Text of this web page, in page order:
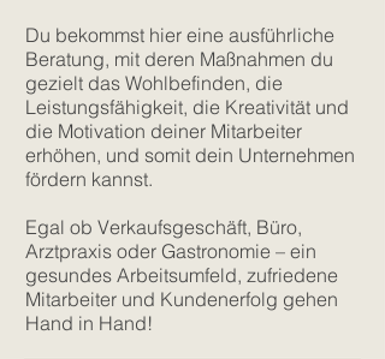
Du bekommst hier eine ausführliche
Beratung, mit deren Maßnahmen du
gezielt das Wohlbefinden, die
Leistungsfähigkeit, die Kreativität und
die Motivation deiner Mitarbeiter
erhöhen, und somit dein Unternehmen
fördern kannst.
Egal ob Verkaufsgeschäft, Büro,
Arztpraxis oder Gastronomie – ein
gesundes Arbeitsumfeld, zufriedene
Mitarbeiter und Kundenerfolg gehen
Hand in Hand!